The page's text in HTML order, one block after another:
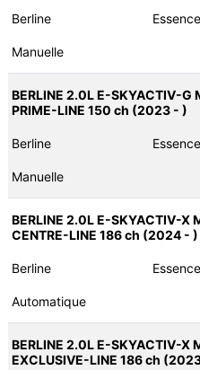
Berline Essence
Manuelle
BERLINE 2.0L E-SKYACTIV-G
PRIME-LINE 150 ch (2023 - )
Berline Essence
Manuelle
BERLINE 2.0L E-SKYACTIV-X
CENTRE-LINE 186 ch (2024 - )
Berline Essence
Automatique
BERLINE 2.0L E-SKYACTIV-X
EXCLUSIVE-LINE 186 ch